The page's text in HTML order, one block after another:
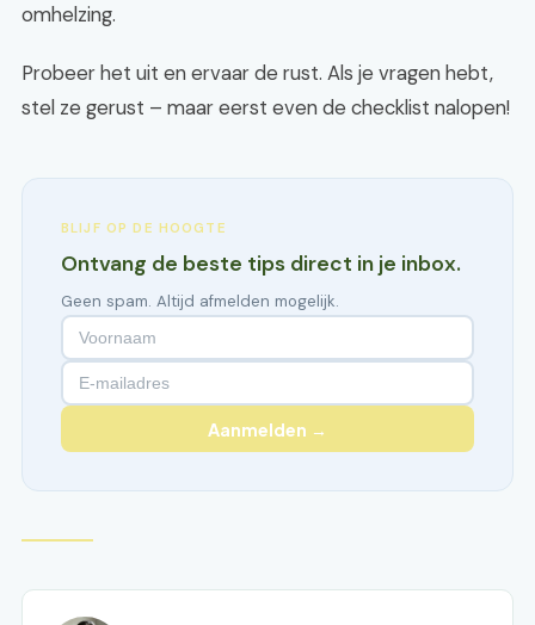
omhelzing.
Probeer het uit en ervaar de rust. Als je vragen hebt,
stel ze gerust – maar eerst even de checklist nalopen!
BLIJF OP DE HOOGTE
Ontvang de beste tips direct in je inbox.
Geen spam. Altijd afmelden mogelijk.
Aanmelden →